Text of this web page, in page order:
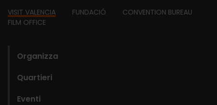
Footer
VISIT VALENCIA FUNDACIÓ
CONVENTION BUREAU
FILM OFFICE
Organizza
Quartieri
Eventi